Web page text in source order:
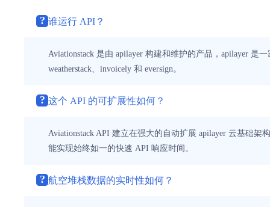
? 谁运行 API？
Aviationstack 是由 apilayer 构建和维护的产品，apilayer 是
weatherstack、invoicely 和 eversign。
? 这个 API 的可扩展性如何？
Aviationstack API 建立在强大的自动扩展 apilayer 云基础
能实现始终如一的快速 API 响应时间。
? 航空堆栈数据的实时性如何？